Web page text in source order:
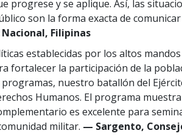
progrese y se aplique. Así, las
son la forma exacta de
Filipinas
establecidas por los altos
fortalecer la participación de la
nuestro batallón del
Humanos. El programa
es excelente para
militar. — Sargento,